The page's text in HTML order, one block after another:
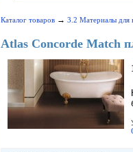
Каталог товаров→ 3.2 Материалы для
Atlas Concorde Match